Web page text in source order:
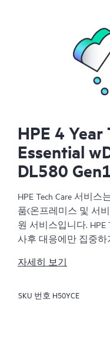
HPE 4 Year
Essential
DL580
HPE Tech Care 서비
품(온프레미스 및 서
원 서비스입니다. HPE
사후 대응에만 집중
줍니다.
HPE Tech Care 서비
자세히 보기
SKU 번호 H50YCE